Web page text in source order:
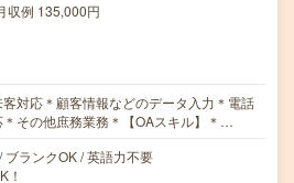
例 135,000円
客対応＊顧客情報などのデータ入力＊電話
その他庶務業務＊【OAスキル】＊…
ブランクOK / 英語力不要
！